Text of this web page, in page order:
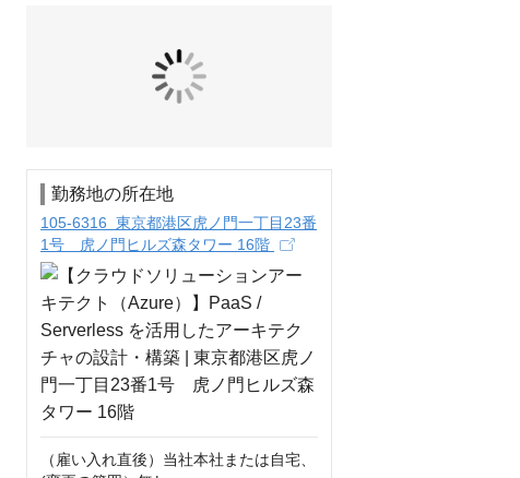
勤務地の所在地
105-6316 東京都港区虎ノ門一丁目23番
1号 虎ノ門ヒルズ森タワー 16階
（雇い入れ直後）当社本社または自宅、